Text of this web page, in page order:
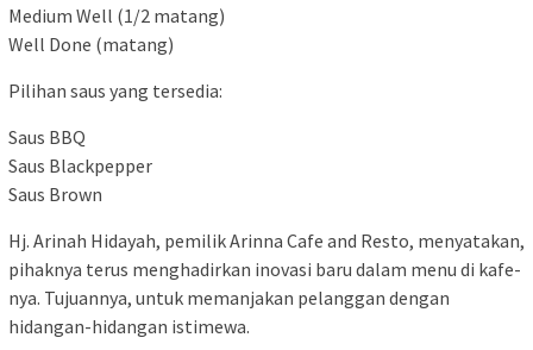
Medium Well (1/2 matang)
Well Done (matang)
Pilihan saus yang tersedia:
Saus BBQ
Saus Blackpepper
Saus Brown
Hj. Arinah Hidayah, pemilik Arinna Cafe and Resto, menyatakan,
pihaknya terus menghadirkan inovasi baru dalam menu di kafe-
nya. Tujuannya, untuk memanjakan pelanggan dengan
hidangan-hidangan istimewa.